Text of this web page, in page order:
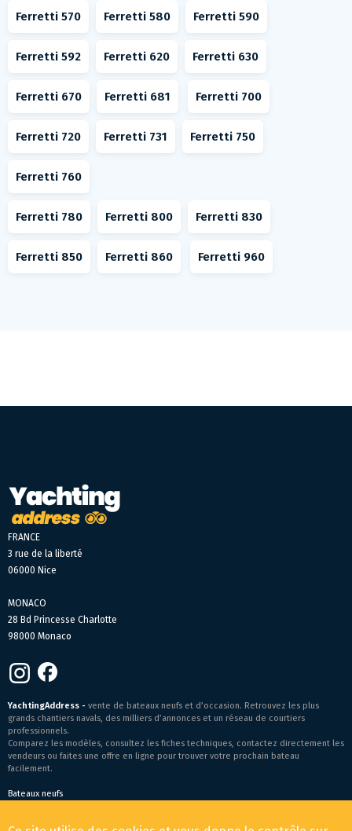
Ferretti 570 Ferretti 580 Ferretti 590
Ferretti 592 Ferretti 620 Ferretti 630
Ferretti 670 Ferretti 681 Ferretti 700
Ferretti 720 Ferretti 731 Ferretti 750
Ferretti 760
Ferretti 780 Ferretti 800 Ferretti 830
Ferretti 850 Ferretti 860 Ferretti 960
FRANCE
3 rue de la liberté
06000 Nice
MONACO
28 Bd Princesse Charlotte
98000 Monaco
YachtingAddress - vente de bateaux neufs et d’occasion. Retrouvez les plus
grands chantiers navals, des milliers d’annonces et un réseau de courtiers
professionnels.
Comparez les modèles, consultez les fiches techniques, contactez directement les
vendeurs ou faites une offre en ligne pour trouver votre prochain bateau
facilement.
Bateaux neufs